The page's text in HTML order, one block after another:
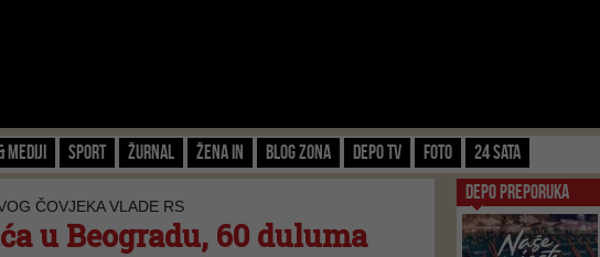
Mediji Sport Žurnal Žena IN Blog zona Depo TV FOTO 24 SATA
ČOVJEKA VLADE RS
u Beogradu, 60 duluma
DEPO PREPORUKA